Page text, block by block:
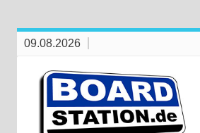
09.08.2026